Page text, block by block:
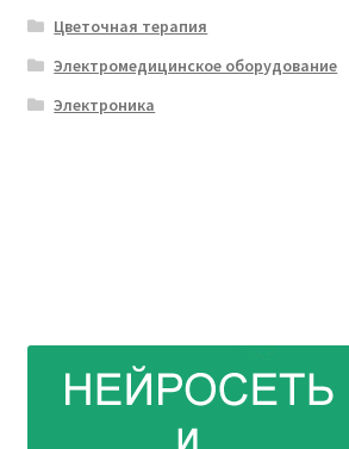
Цветочная терапия
Электромедицинское оборудование
Электроника